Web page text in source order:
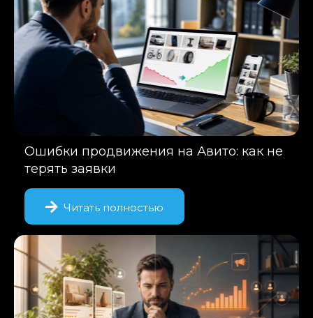
Ошибки продвижения на Авито: как не
терять заявки
Читать полностью